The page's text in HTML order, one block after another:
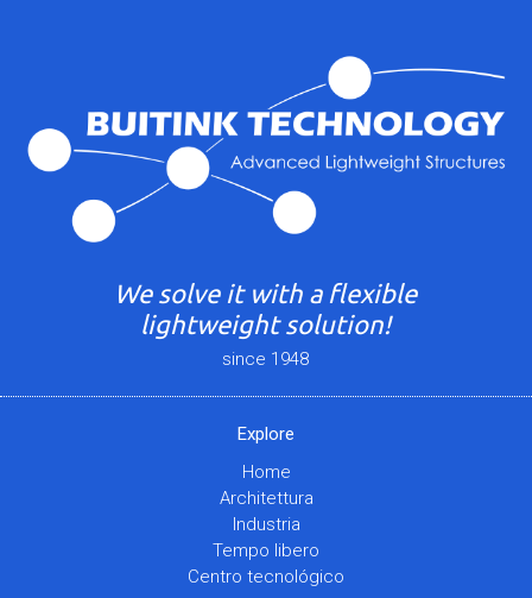
We solve it with a flexible
lightweight solution!
since 1948
Explore
Home
Architettura
Industria
Tempo libero
Centro tecnológico